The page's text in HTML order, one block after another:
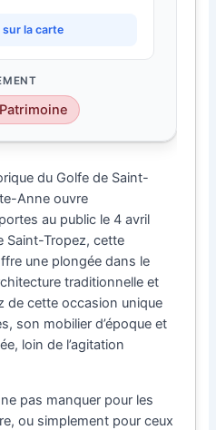
sur la carte
du Golfe de Saint-
Anne ouvre
au public le 4 avril
Saint-Tropez, cette
une plongée dans le
traditionnelle et
de cette occasion unique
son mobilier d’époque et
loin de l’agitation
pas manquer pour les
ou simplement pour ceux